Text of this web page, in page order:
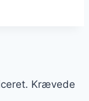
Krævede